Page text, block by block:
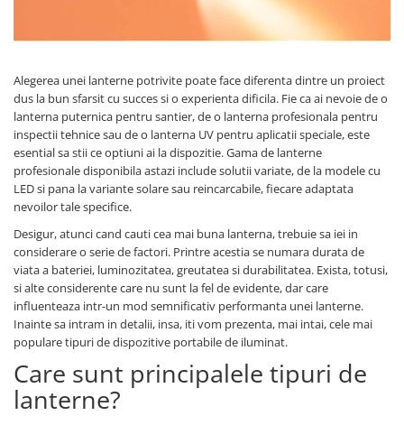
Cuttere
Chei Dinamometrice
Chei Fixe
Chei Reglabile
Chei Combinate
Chei Inelare cu Cot
Rulete
Nivele cu bula
Truse de Scule
Scule Electrice
Unelte Multifunctionale
Surubelnite Electrice
Polizoare
Masini de Gaurit si Insurubat
Accesorii pentru Gaurit
SAMSUNG
SANYO
SUPERFIRE
SONOFF
TERMOPASTY
TOPDON
TAXNELE
TENPOWER
VICTOR
VETO PRO PAC
WEICON
WERA
WIHA
WAIT TOOLS
WEEEMAKE
YAHBOOM
Alegerea unei lanterne potrivite poate face diferenta dintre un proiect
dus la bun sfarsit cu succes si o experienta dificila. Fie ca ai nevoie de o
lanterna puternica pentru santier, de o lanterna profesionala pentru
inspectii tehnice sau de o lanterna UV pentru aplicatii speciale, este
esential sa stii ce optiuni ai la dispozitie. Gama de lanterne
profesionale disponibila astazi include solutii variate, de la modele cu
LED si pana la variante solare sau reincarcabile, fiecare adaptata
nevoilor tale specifice.
Desigur, atunci cand cauti cea mai buna lanterna, trebuie sa iei in
considerare o serie de factori. Printre acestia se numara durata de
viata a bateriei, luminozitatea, greutatea si durabilitatea. Exista, totusi,
si alte considerente care nu sunt la fel de evidente, dar care
influenteaza intr-un mod semnificativ performanta unei lanterne.
Inainte sa intram in detalii, insa, iti vom prezenta, mai intai, cele mai
populare tipuri de dispozitive portabile de iluminat.
Care sunt principalele tipuri de
lanterne?